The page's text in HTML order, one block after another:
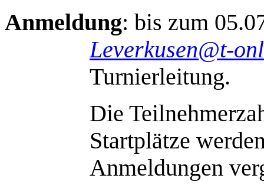
Anmeldung: bis zum
Leverkusen@t-
Turnierleitung.
Die
Startplätze
Anmeldungen